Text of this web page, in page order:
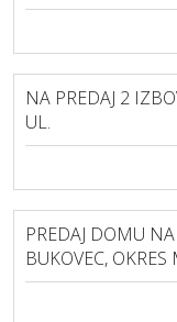
NA PREDAJ 2
UL.
PREDAJ DOMU
BUKOVEC, OKRES